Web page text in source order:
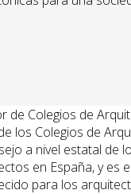
los Colegios de
a nivel estatal de
en España, y es
para los